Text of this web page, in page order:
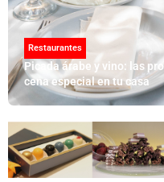
Restaurantes
Picada árabe y vino: las
cena especial en tu casa